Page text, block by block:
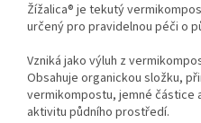
Žížalica® je tekutý
určený pro pravidelnou péči o
Vzniká jako výluh z
Obsahuje organickou složku,
vermikompostu, jemné částice
aktivitu půdního prostředí.